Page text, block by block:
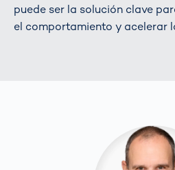
puede ser la solución clave
el comportamiento y acelerar